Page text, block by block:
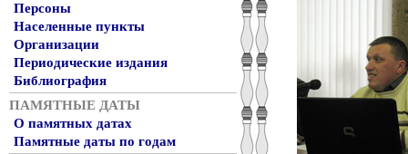
Персоны
Населенные пункты
Организации
Периодические издания
Библиография
ПАМЯТНЫЕ ДАТЫ
О памятных датах
Памятные даты по годам